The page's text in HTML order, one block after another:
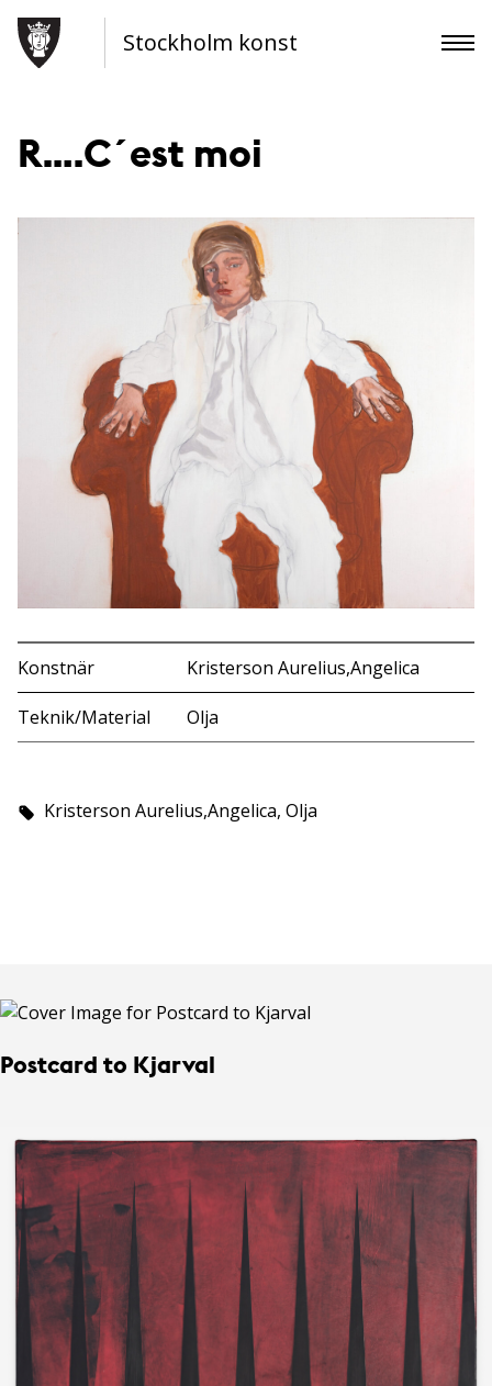
Stockholm konst
R….C´est moi
Konstnär Kristerson Aurelius,Angelica
Teknik/Material Olja
Kristerson Aurelius,Angelica, Olja
Postcard to Kjarval